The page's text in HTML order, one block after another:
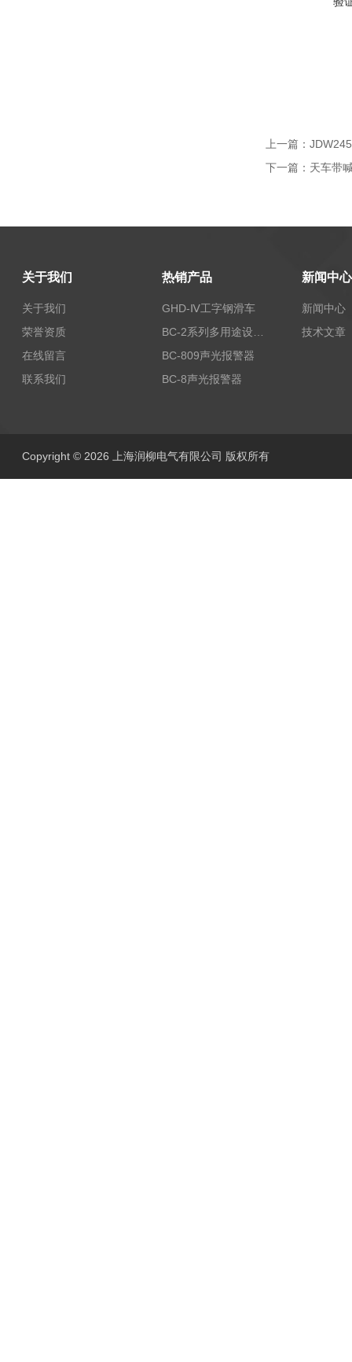
上一篇：
下一篇： 天车带
关于我们
关于我们
荣誉资质
在线留言
联系我们
热销产品
GHD-Ⅳ工字钢滑车
BC-809声光报警器
BC-8声光报警器
新闻中心
新闻中心
技术文章
Copyright © 2026 上海润柳电气有限公司 版权所有